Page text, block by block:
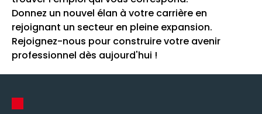
Donnez un nouvel élan à votre carrière en
rejoignant un secteur en pleine expansion.
Rejoignez-nous pour construire votre avenir
professionnel dès aujourd'hui !